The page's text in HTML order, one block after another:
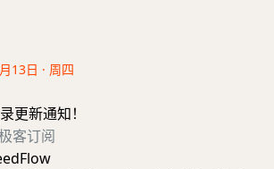
13日 · 周四
更新通知！
客订阅